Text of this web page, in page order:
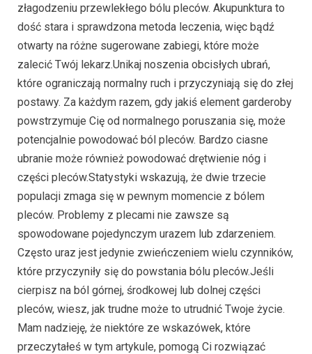
złagodzeniu przewlekłego bólu pleców. Akupunktura to
dość stara i sprawdzona metoda leczenia, więc bądź
otwarty na różne sugerowane zabiegi, które może
zalecić Twój lekarz.Unikaj noszenia obcisłych ubrań,
które ograniczają normalny ruch i przyczyniają się do złej
postawy. Za każdym razem, gdy jakiś element garderoby
powstrzymuje Cię od normalnego poruszania się, może
potencjalnie powodować ból pleców. Bardzo ciasne
ubranie może również powodować drętwienie nóg i
części pleców.Statystyki wskazują, że dwie trzecie
populacji zmaga się w pewnym momencie z bólem
pleców. Problemy z plecami nie zawsze są
spowodowane pojedynczym urazem lub zdarzeniem.
Często uraz jest jedynie zwieńczeniem wielu czynników,
które przyczyniły się do powstania bólu pleców.Jeśli
cierpisz na ból górnej, środkowej lub dolnej części
pleców, wiesz, jak trudne może to utrudnić Twoje życie.
Mam nadzieję, że niektóre ze wskazówek, które
przeczytałeś w tym artykule, pomogą Ci rozwiązać